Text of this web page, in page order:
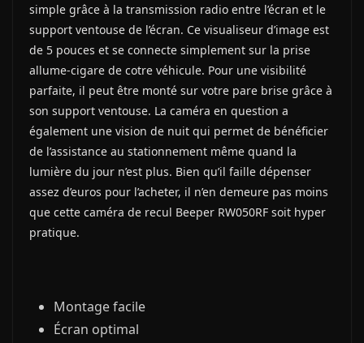
simple grâce à la transmission radio entre l’écran et le
support ventouse de l’écran. Ce visualiseur d’image est
de 5 pouces et se connecte simplement sur la prise
allume-cigare de cotre véhicule. Pour une visibilité
parfaite, il peut être monté sur votre pare brise grâce à
son support ventouse. La caméra en question a
également une vision de nuit qui permet de bénéficier
de l’assistance au stationnement même quand la
lumière du jour n’est plus. Bien qu’il faille dépenser
assez d’euros pour l’acheter, il n’en demeure pas moins
que cette caméra de recul Beeper RW050RF soit hyper
pratique.
Montage facile
Écran optimal